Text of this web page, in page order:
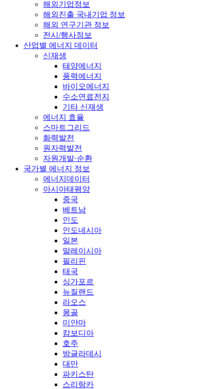
해외기업정보
해외진출 국내기업 정보
해외 연구기관 정보
전시/행사정보
산업별 에너지 데이터
신재생
태양에너지
풍력에너지
바이오에너지
수소연료전지
기타 신재생
에너지 효율
스마트그리드
화력발전
원자력발전
자원개발·순환
국가별 에너지 정보
에너지데이터
아시아태평양
중국
베트남
인도
인도네시아
일본
말레이시아
필리핀
태국
싱가포르
뉴질랜드
라오스
몽골
미얀마
캄보디아
호주
방글라데시
대만
파키스탄
스리랑카